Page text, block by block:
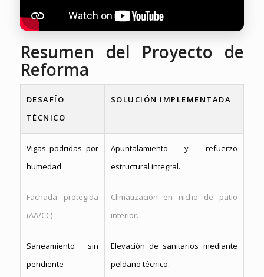
Resumen del Proyecto de
Reforma
DESAFÍO
TÉCNICO
SOLUCIÓN IMPLEMENTADA
Vigas podridas por
humedad
Apuntalamiento y refuerzo
estructural integral.
Fachada protegida
(AA/CC)
Climatización en nicho de patio
interior.
Saneamiento sin
pendiente
Elevación de sanitarios mediante
peldaño técnico.